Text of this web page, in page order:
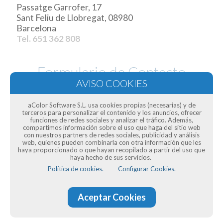
Passatge Garrofer, 17
Sant Feliu de Llobregat, 08980
Barcelona
Tel. 651 362 808
Formulario de Contacto
aColor Software S.L. usa cookies propias (necesarias) y de
terceros para personalizar el contenido y los anuncios, ofrecer
funciones de redes sociales y analizar el tráfico. Además,
compartimos información sobre el uso que haga del sitio web
con nuestros partners de redes sociales, publicidad y análisis
web, quienes pueden combinarla con otra información que les
haya proporcionado o que hayan recopilado a partir del uso que
haya hecho de sus servicios.
Política de cookies.
Configurar Cookies.
Aceptar Cookies